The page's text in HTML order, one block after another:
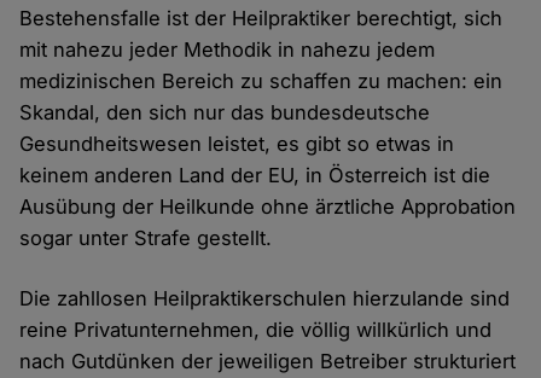
Bestehensfalle ist der Heilpraktiker berechtigt, sich
mit nahezu jeder Methodik in nahezu jedem
medizinischen Bereich zu schaffen zu machen: ein
Skandal, den sich nur das bundesdeutsche
Gesundheitswesen leistet, es gibt so etwas in
keinem anderen Land der EU, in Österreich ist die
Ausübung der Heilkunde ohne ärztliche Approbation
sogar unter Strafe gestellt.
Die zahllosen Heilpraktikerschulen hierzulande sind
reine Privatunternehmen, die völlig willkürlich und
nach Gutdünken der jeweiligen Betreiber strukturiert